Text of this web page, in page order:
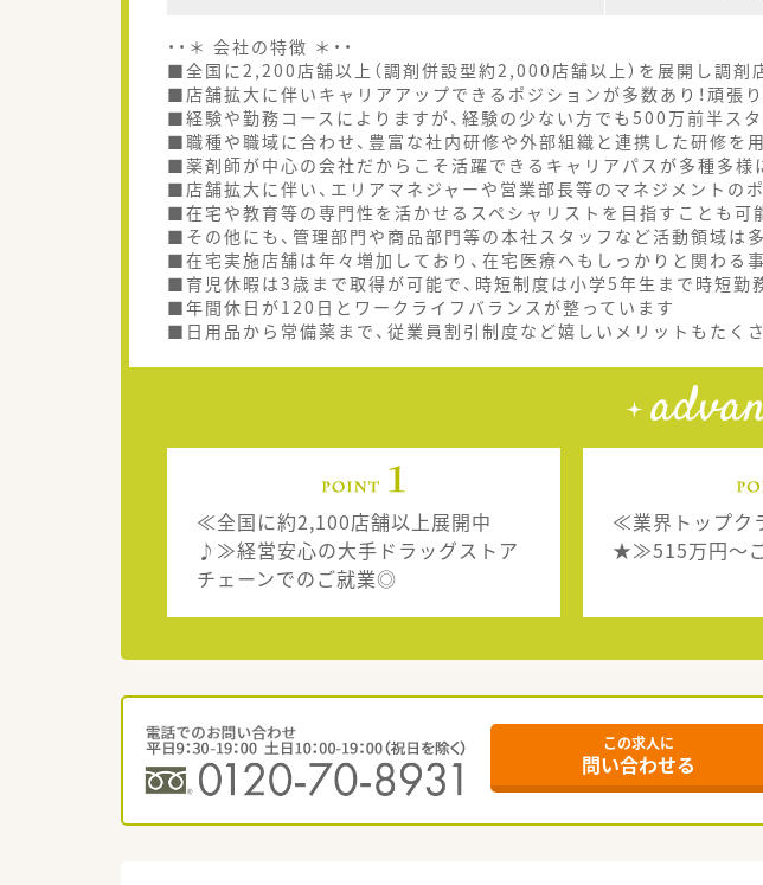
・・＊ 会社の特徴 ＊・・
■全国に2,200店舗以上（調剤併設型約2,000店舗以上）を展開し調剤
■店舗拡大に伴いキャリアアップできるポジションが多数あり！頑張
■経験や勤務コースによりますが、経験の少ない方でも500万前半スタ
■職種や職域に合わせ、豊富な社内研修や外部組織と連携した研修を
■薬剤師が中心の会社だからこそ活躍できるキャリアパスが多種多様
■店舗拡大に伴い、エリアマネジャーや営業部長等のマネジメントの
■在宅や教育等の専門性を活かせるスペシャリストを目指すことも可
■その他にも、管理部門や商品部門等の本社スタッフなど活動領域は多
■在宅実施店舗は年々増加しており、在宅医療へもしっかりと関わる事
■育児休暇は3歳まで取得が可能で、時短制度は小学5年生まで時短勤
■年間休日が120日とワークライフバランスが整っています
■日用品から常備薬まで、従業員割引制度など嬉しいメリットもたくさ
≪全国に約2,100店舗以上展開中
♪≫経営安心の大手ドラッグストア
チェーンでのご就業◎
≪業界トップク
★≫515万円～ご
この求人に
問い合わせる